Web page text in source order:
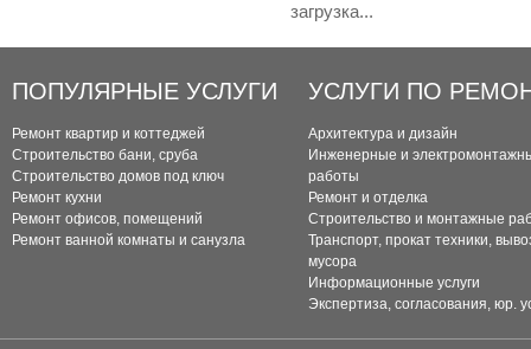
загрузка...
ПОПУЛЯРНЫЕ УСЛУГИ
Ремонт квартир и коттеджей
Строительство бани, сруба
Строительство домов под ключ
Ремонт кухни
Ремонт офисов, помещений
Ремонт ванной комнаты и санузла
УСЛУГИ ПО
Архитектура и дизайн
Инженерные и
работы
Ремонт и отделка
Строительство и монтажные
Транспорт, прокат техники,
мусора
Информационные услуги
Экспертиза, согласования, юр.